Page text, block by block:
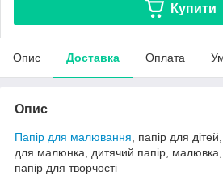
Купити
Опис Доставка Оплата
Опис
Папір для малювання , папір для
для малюнка, дитячий папір, малювка,
папір для творчості